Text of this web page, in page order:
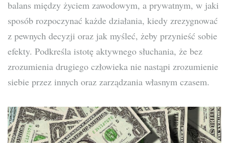
balans między życiem zawodowym, a prywatnym, w jaki
sposób rozpoczynać każde działania, kiedy zrezygnować
z pewnych decyzji oraz jak myśleć, żeby przynieść sobie
efekty. Podkreśla istotę aktywnego słuchania, że bez
zrozumienia drugiego człowieka nie nastąpi zrozumienie
siebie przez innych oraz zarządzania własnym czasem.